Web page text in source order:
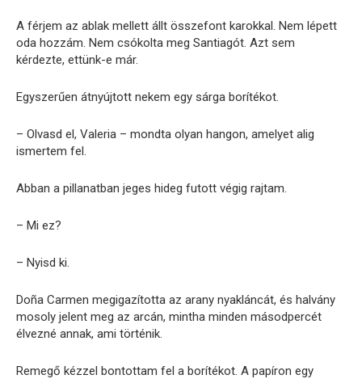
A férjem az ablak mellett állt összefont karokkal. Nem lépett
oda hozzám. Nem csókolta meg Santiagót. Azt sem
kérdezte, ettünk-e már.
Egyszerűen átnyújtott nekem egy sárga borítékot.
– Olvasd el, Valeria – mondta olyan hangon, amelyet alig
ismertem fel.
Abban a pillanatban jeges hideg futott végig rajtam.
– Mi ez?
– Nyisd ki.
Doña Carmen megigazította az arany nyakláncát, és halvány
mosoly jelent meg az arcán, mintha minden másodpercét
élvezné annak, ami történik.
Remegő kézzel bontottam fel a borítékot. A papíron egy